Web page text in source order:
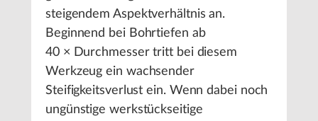
steigendem Aspektverhältnis an.
Beginnend bei Bohrtiefen ab
40 × Durchmesser tritt bei diesem
Werkzeug ein wachsender
Steifigkeitsverlust ein. Wenn dabei noch
ungünstige werkstückseitige